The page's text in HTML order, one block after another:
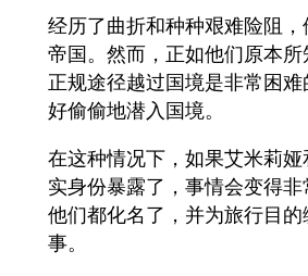
经历了曲折和种种艰难险阻
帝国。然而，正如他们原本
正规途径越过国境是非常困
好偷偷地潜入国境。
在这种情况下，如果艾米莉
实身份暴露了，事情会变得非
他们都化名了，并为旅行目
事。